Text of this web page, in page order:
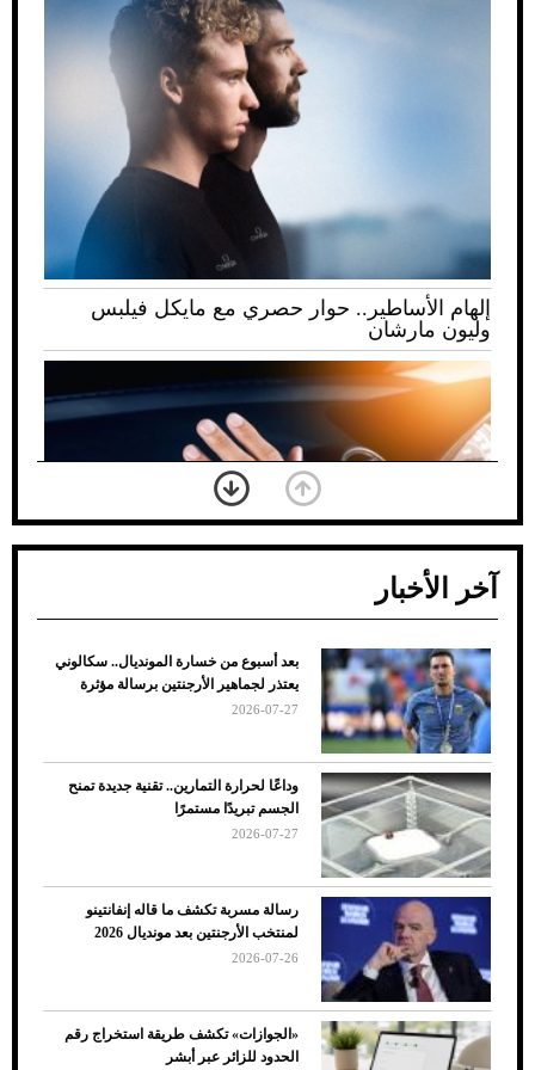
إلهام الأساطير.. حوار حصري مع مايكل فيلبس
وليون مارشان
ضعف تبريد مكيف السيارة عند الوقوف.. أشهر
الأسباب والحلول
7 نصائح لاختيار لون البنطلون المناسب للقميص
الأسود
آخر الأخبار
بعد أسبوع من خسارة المونديال.. سكالوني
يعتذر لجماهير الأرجنتين برسالة مؤثرة
2026-07-27
وداعًا لحرارة التمارين.. تقنية جديدة تمنح
الجسم تبريدًا مستمرًا
2026-07-27
رسالة مسربة تكشف ما قاله إنفانتينو
لمنتخب الأرجنتين بعد مونديال 2026
2026-07-26
«الجوازات» تكشف طريقة استخراج رقم
الحدود للزائر عبر أبشر